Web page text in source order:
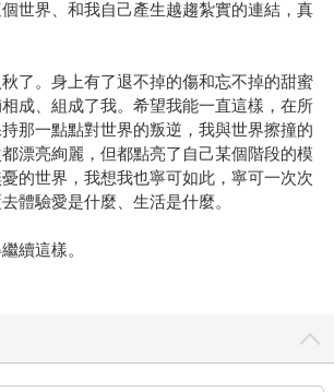
世界、和我自己產生越趨紮實的連結，真
了。身上有了退不掉的傷和忘不掉的甜蜜
成、組成了我。希望我能一直這樣，在所
那一點點對世界的叛逆，我與世界擦撞的
漂亮絢麗，但都點亮了自己某個階段的模
的世界，我想我也寧可如此，寧可一次次
體驗愛是什麼、生活是什麼。
續這樣。